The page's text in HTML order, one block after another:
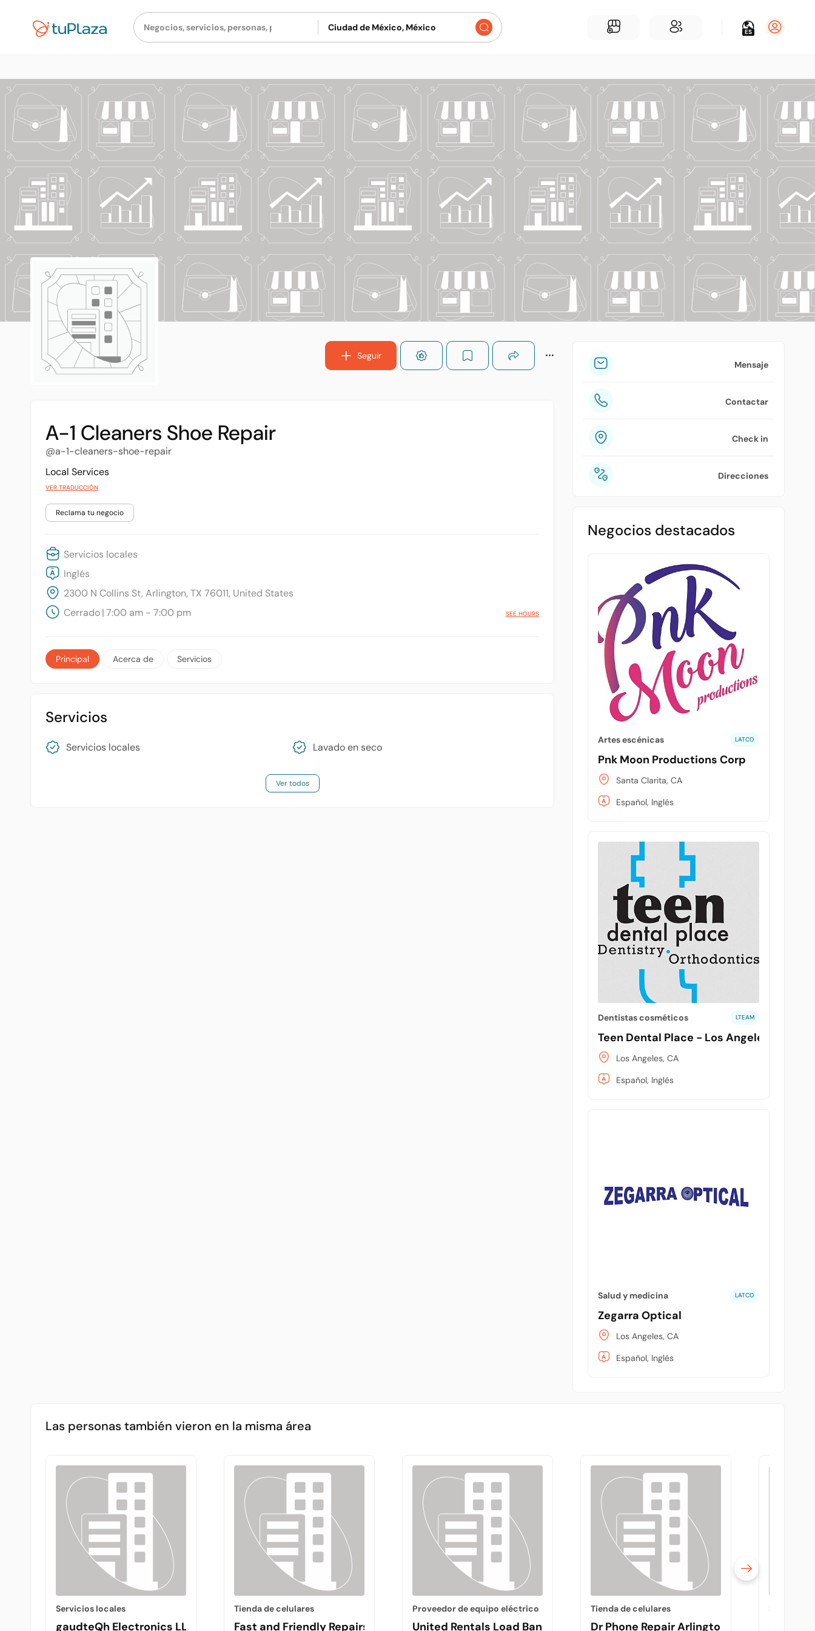
ES
Seguir
A-1 Cleaners Shoe Repair
@a-1-cleaners-shoe-repair
Local Services
VER TRADUCCIÓN
Reclama tu negocio
Servicios locales
Inglés
2300 N Collins St, Arlington, TX 76011, United States
Cerrado|7:00 am - 7:00 pm SEE HOURS
Principal Acerca de Servicios
Servicios
Servicios locales Lavado en seco
Ver todos
Mensaje
Contactar
Check in
Direcciones
Negocios destacados
Artes escénicas LATCO
Pnk Moon Productions Corp
Santa Clarita, CA
Español, Inglés
Dentistas cosméticos LTEAM
Teen Dental Place - Los Angeles3
Los Angeles, CA
Español, Inglés
Salud y medicina LATCO
Zegarra Optical
Los Angeles, CA
Español, Inglés
Las personas también vieron en la misma área
Servicios locales
gaudteQh Electronics LLC
Tienda de celulares
Fast and Friendly Repairs
Proveedor de equipo eléctrico
United Rentals Load Banks
Tienda de celulares
Dr Phone Repair Arlington
Servicios
String
Para Negocios
Añadir un negocio
Encuentre empresas cerca de ti
Comunidad
Encuentra personas cerca de ti
tuPlaza
Acerca de nosotros